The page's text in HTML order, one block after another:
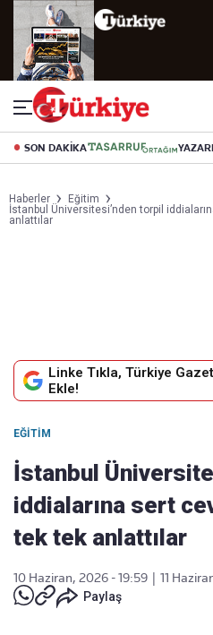
SON DAKİKA
Haberler
Eğitim
İstanbul Üniversitesi’nden torpil
anlattılar
Linke Tıkla, Türkiye
Ekle!
EĞITIM
İstanbul
iddialarına sert
tek tek anlattılar
10 Haziran, 2026 - 19:59
11
Paylaş